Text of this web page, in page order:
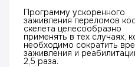
Программу ускоренного
заживления переломов
скелета целесообразно
применять в тех случаях,
необходимо сократить
заживления и реабилитации в 2–
2,5 раза.